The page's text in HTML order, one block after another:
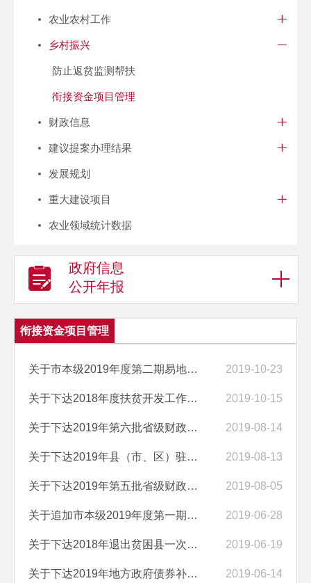
农业农村工作
乡村振兴
防止返贫监测帮扶
衔接资金项目管理
财政信息
建议提案办理结果
发展规划
重大建设项目
农业领域统计数据
政府信息
公开年报
衔接资金项目管理
关于市本级2019年度第二期易地扶贫搬迁地方政府债券利息资金的公示 2019-10-23
关于下达2018年度扶贫开发工作成效考核奖补资金安排情况的公示 2019-10-15
关于下达2019年第六批省级财政专项扶贫资金安排情况的公示 2019-08-14
关于下达2019年县（市、区）驻村工作总队及市级驻村工作队员工作经费安... 2019-08-13
关于下达2019年第五批省级财政专项扶贫资金安排情况的公示 2019-08-05
关于追加市本级2019年度第一期易地扶贫搬迁地方政府债券利息资金的公示 2019-06-28
关于下达2018年退出贫困县一次性奖励财政专项扶贫资金安排情况的公示 2019-06-19
关于下达2019年地方政府债券补助资金安排情况的公示 2019-06-14